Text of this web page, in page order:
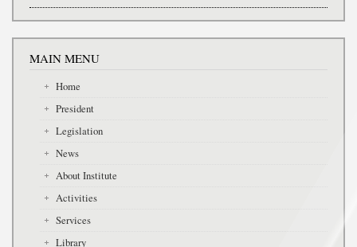
MAIN MENU
Home
President
Legislation
News
About Institute
Activities
Services
Library